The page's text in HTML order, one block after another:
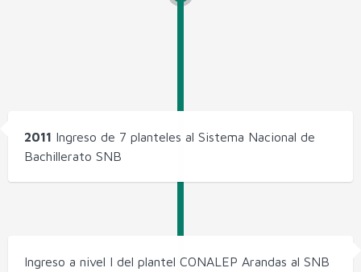
2011 Ingreso de 7 planteles al Sistema Nacional de
Bachillerato SNB
Ingreso a nivel I del plantel CONALEP Arandas al SNB